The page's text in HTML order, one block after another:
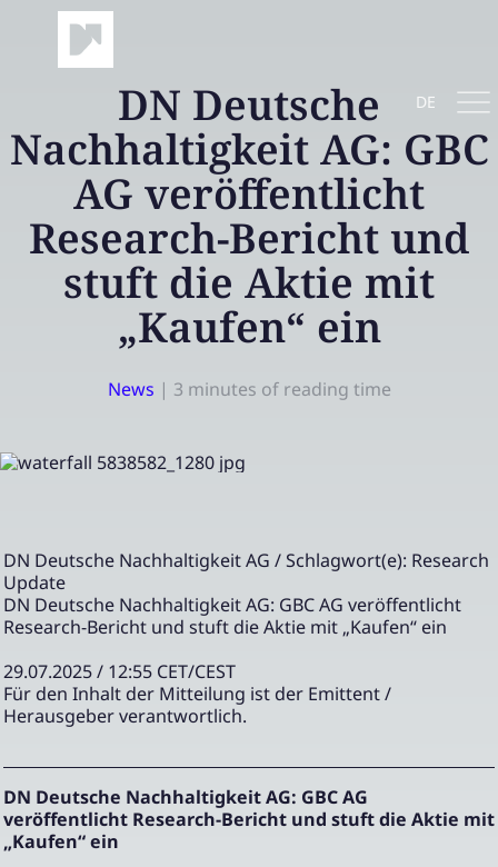
DE
DN Deutsche
Nachhaltigkeit AG: GBC
AG veröffentlicht
Research-Bericht und
stuft die Aktie mit
„Kaufen“ ein
News | 3 minutes of reading time
DN Deutsche Nachhaltigkeit AG / Schlagwort(e): Research
Update
DN Deutsche Nachhaltigkeit AG: GBC AG veröffentlicht
Research-Bericht und stuft die Aktie mit „Kaufen“ ein
29.07.2025 / 12:55 CET/CEST
Für den Inhalt der Mitteilung ist der Emittent /
Herausgeber verantwortlich.
DN Deutsche Nachhaltigkeit AG: GBC AG
veröffentlicht Research-Bericht und stuft die Aktie mit
„Kaufen“ ein